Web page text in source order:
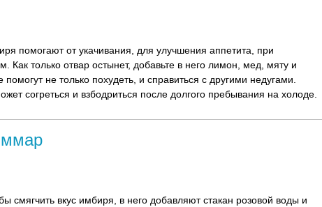
помогают от укачивания, для улучшения аппетита, при
Как только отвар остынет, добавьте в него лимон, мед, мяту и
не только похудеть, и справиться с другими недугами.
согреться и взбодриться после долгого пребывания на холоде.
смягчить вкус имбиря, в него добавляют стакан розовой воды и